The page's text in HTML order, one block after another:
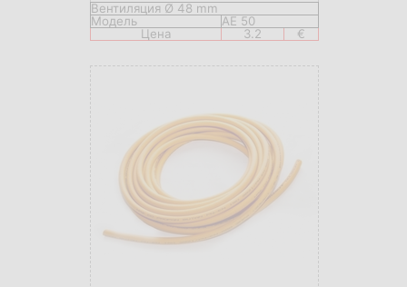
Вентиляция Ø 48 mm
Модель
AE 50
Цена
3.2 €